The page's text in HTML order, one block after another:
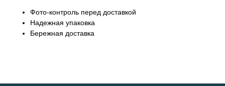
Фото-контроль перед доставкой
Надежная упаковка
Бережная доставка